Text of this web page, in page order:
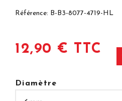
Référence: B-B3-8077-4719-HL
12,90 € TTC
Diamètre